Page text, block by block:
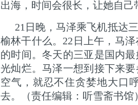
出海，时间会很长，让她自己
21日晚，马泽乘飞机抵达
榆林干什么。22日上午，马
的时间。冬天的三亚是国内
光灿烂。马泽一想到接下来
空气，就忍不住贪婪地大口
去。（责任编辑：听雪斋书馆）